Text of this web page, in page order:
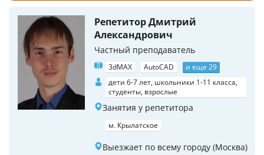
Репетитор Дмитрий
Александрович
Частный преподаватель
3dMAX AutoCAD
и еще 29
дети 6-7 лет, школьники 1-11 класса,
студенты, взрослые
Занятия у репетитора
м. Крылатское
Выезжает по всему городу (Москва)